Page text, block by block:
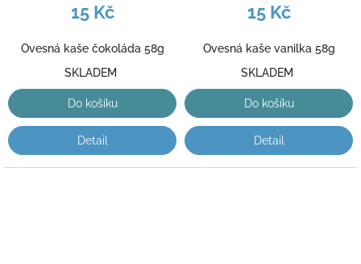
15 Kč
Ovesná kaše čokoláda 58g
SKLADEM
Do košíku
Detail
15 Kč
Ovesná kaše vanilka 58g
SKLADEM
Do košíku
Detail